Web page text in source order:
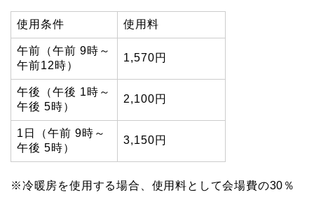
使用条件 使用料
午前（午前 9時～
午前12時）
1,570円
午後（午後 1時～
午後 5時）
2,100円
1日（午前 9時～
午後 5時）
3,150円
※冷暖房を使用する場合、使用料として会場費の30％